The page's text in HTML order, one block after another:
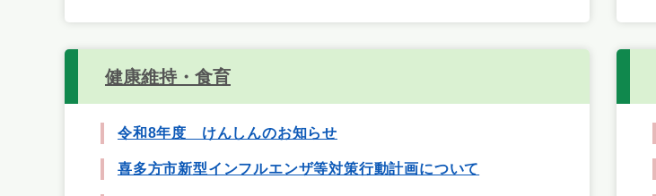
健康維持・食育
令和8年度 けんしんのお知らせ
喜多方市新型インフルエンザ等対策行動計画について